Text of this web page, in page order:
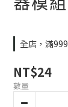
全店，滿
NT$24
數量